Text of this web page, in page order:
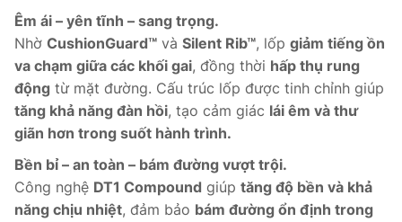
Êm ái – yên tĩnh – sang trọng.
Nhờ CushionGuard™ và Silent Rib™, lốp giảm tiếng ồn
va chạm giữa các khối gai, đồng thời hấp thụ rung
động từ mặt đường. Cấu trúc lốp được tinh chỉnh giúp
tăng khả năng đàn hồi, tạo cảm giác lái êm và thư
giãn hơn trong suốt hành trình.
Bền bỉ – an toàn – bám đường vượt trội.
Công nghệ DT1 Compound giúp tăng độ bền và khả
năng chịu nhiệt, đảm bảo bám đường ổn định trong